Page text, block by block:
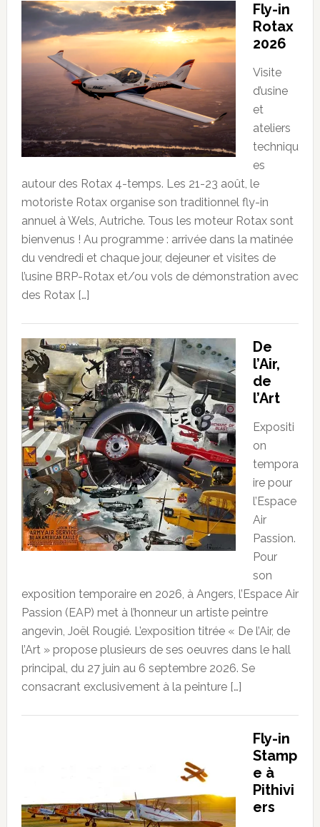
Fly-in
Rotax
2026
Visite
d’usine
et
ateliers
techniqu
es
autour des Rotax 4-temps. Les 21-23 août, le
motoriste Rotax organise son traditionnel fly-in
annuel à Wels, Autriche. Tous les moteur Rotax sont
bienvenus ! Au programme : arrivée dans la matinée
du vendredi et chaque jour, dejeuner et visites de
l’usine BRP-Rotax et/ou vols de démonstration avec
des Rotax […]
De
l’Air,
de
l’Art
Expositi
on
tempora
ire pour
l’Espace
Air
Passion.
Pour
son
exposition temporaire en 2026, à Angers, l’Espace Air
Passion (EAP) met à l’honneur un artiste peintre
angevin, Joël Rougié. L’exposition titrée « De l’Air, de
l’Art » propose plusieurs de ses oeuvres dans le hall
principal, du 27 juin au 6 septembre 2026. Se
consacrant exclusivement à la peinture […]
Fly-in
Stamp
e à
Pithivi
ers